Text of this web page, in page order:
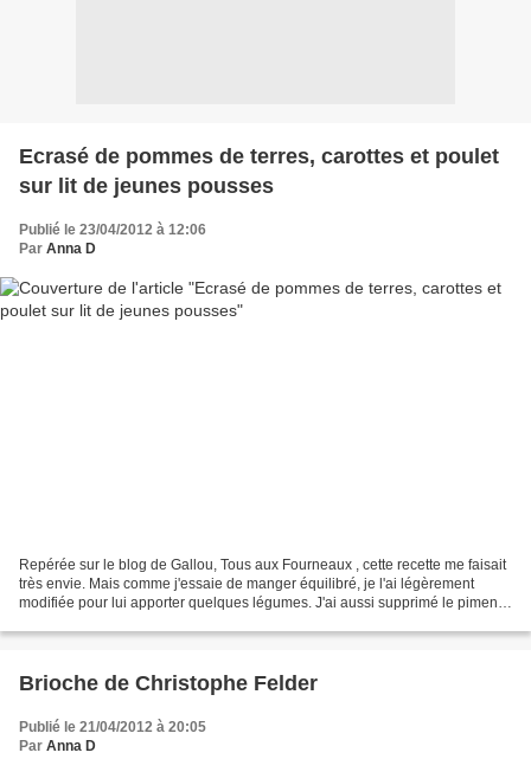
Ecrasé de pommes de terres, carottes et poulet
sur lit de jeunes pousses
Publié le 23/04/2012 à 12:06
Par Anna D
Repérée sur le blog de Gallou, Tous aux Fourneaux , cette recette me faisait
très envie. Mais comme j'essaie de manger équilibré, je l'ai légèrement
modifiée pour lui apporter quelques légumes. J'ai aussi supprimé le piment
Brioche de Christophe Felder
Publié le 21/04/2012 à 20:05
Par Anna D